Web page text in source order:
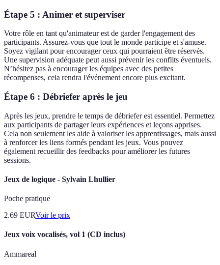
Étape 5 : Animer et superviser
Votre rôle en tant qu'animateur est de garder l'engagement des
participants. Assurez-vous que tout le monde participe et s'amuse.
Soyez vigilant pour encourager ceux qui pourraient être réservés.
Une supervision adéquate peut aussi prévenir les conflits éventuels.
N’hésitez pas à encourager les équipes avec des petites
récompenses, cela rendra l'événement encore plus excitant.
Étape 6 : Débriefer après le jeu
Après les jeux, prendre le temps de débriefer est essentiel. Permettez
aux participants de partager leurs expériences et leçons apprises.
Cela non seulement les aide à valoriser les apprentissages, mais aussi
à renforcer les liens formés pendant les jeux. Vous pouvez
également recueillir des feedbacks pour améliorer les futures
sessions.
Jeux de logique - Sylvain Lhullier
Poche pratique
2.69 EURVoir le prix
Jeux voix vocalisés, vol 1 (CD inclus)
Ammareal